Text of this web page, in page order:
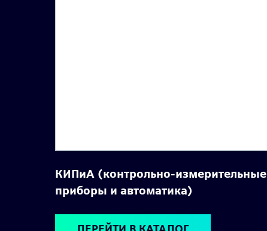
КИПиА (контрольно-измерительные
приборы и автоматика)